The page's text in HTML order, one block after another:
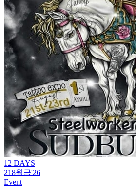
12 DAYS
218월금'26
Event